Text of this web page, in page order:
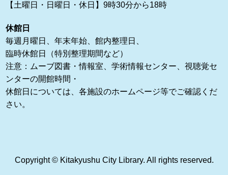
【土曜日・日曜日・休日】9時30分から18時
休館日
毎週月曜日、年末年始、館内整理日、
臨時休館日（特別整理期間など）
注意：ムーブ図書・情報室、学術情報センター、視聴覚セ
ンターの開館時間・
休館日については、各施設のホームページ等でご確認くだ
さい。
Copyright © Kitakyushu City Library. All rights reserved.